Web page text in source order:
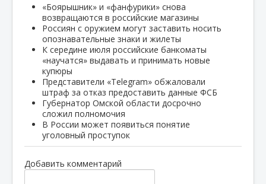
«Боярышник» и «фанфурики» снова
возвращаются в российские магазины
Россиян с оружием могут заставить носить
опознавательные знаки и жилеты
К середине июля российские банкоматы
«научатся» выдавать и принимать новые
купюры
Представители «Telegram» обжаловали
штраф за отказ предоставить данные ФСБ
Губернатор Омской области досрочно
сложил полномочия
В России может появиться понятие
уголовный проступок
Добавить комментарий